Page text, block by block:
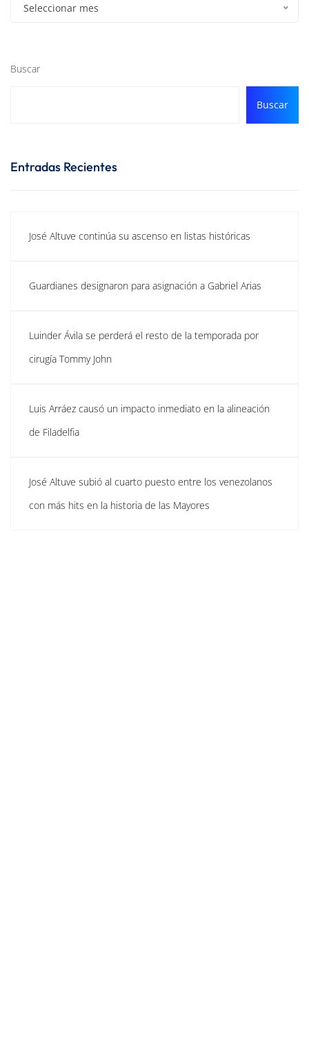
Seleccionar mes
Buscar
Buscar
Entradas Recientes
José Altuve continúa su ascenso en listas históricas
Guardianes designaron para asignación a Gabriel Arias
Luinder Ávila se perderá el resto de la temporada por
cirugía Tommy John
Luis Arráez causó un impacto inmediato en la alineación
de Filadelfia
José Altuve subió al cuarto puesto entre los venezolanos
con más hits en la historia de las Mayores